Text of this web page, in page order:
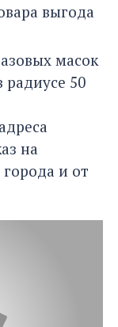
выгода
масок
радиусе 50
на
города и от